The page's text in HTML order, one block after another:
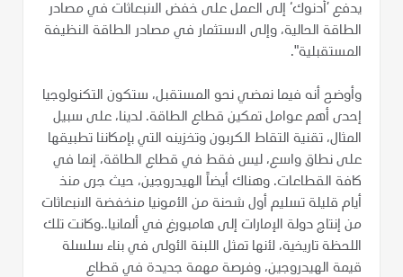
يدفع ’أدنوك‘ إلى العمل على خفض الانبعاثات في مصادر
الطاقة الحالية، وإلى الاستثمار في مصادر الطاقة النظيفة
المستقبلية".
وأوضح أنه فيما نمضي نحو المستقبل، ستكون التكنولوجيا
إحدى أهم عوامل تمكين قطاع الطاقة. لدينا، على سبيل
المثال، تقنية التقاط الكربون وتخزينه التي بإمكاننا تطبيقها
على نطاق واسع، ليس فقط في قطاع الطاقة، إنما في
كافة القطاعات. وهناك أيضاً الهيدروجين، حيث جرى منذ
أيام قليلة تسليم أول شحنة من الأمونيا منخفضة الانبعاثات
من إنتاج دولة الإمارات إلى هامبورغ في ألمانيا..وكانت تلك
اللحظة تاريخية، لأنها تمثل اللبنة الأولى في بناء سلسلة
قيمة الهيدروجين، وفرصة مهمة جديدة في قطاع